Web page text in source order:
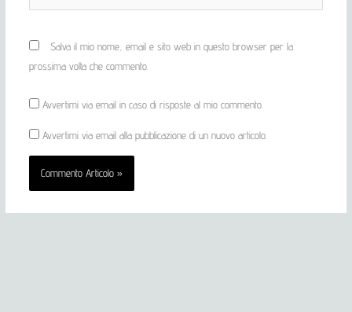
web
Salva il mio nome, email e sito web in questo browser per la
prossima volta che commento.
Avvertimi via email in caso di risposte al mio commento.
Avvertimi via email alla pubblicazione di un nuovo articolo.